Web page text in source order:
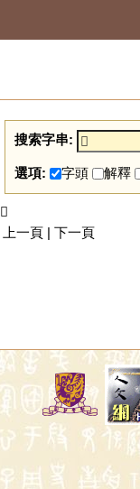
搜索字串:
選項: 字頭 解釋
𢌳
上一頁 | 下一頁